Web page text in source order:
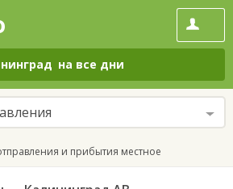
на все дни
и прибытия местное